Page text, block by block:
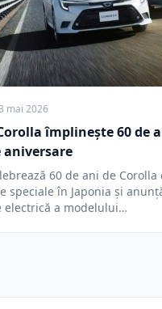
mai 2026
împlinește 60 de
aniversare
60 de ani de
speciale în Japonia și
electrică a modelului…